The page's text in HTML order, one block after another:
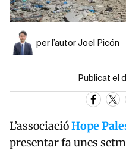
per l’autor Joel Picón
Publicat el
L’associacióHope
presentar fa unes